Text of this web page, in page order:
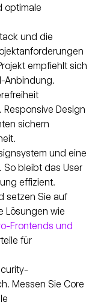
optimale
und die
empfiehlt sich
Anbindung.
Design
sichern
und eine
So bleibt das User
effizient.
setzen Sie auf
Lösungen wie
Frontends und
für
Messen Sie Core